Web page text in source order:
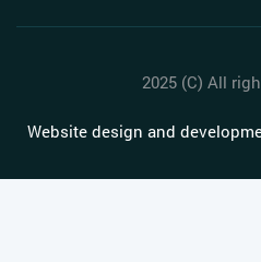
2025 (C) All
Website design and